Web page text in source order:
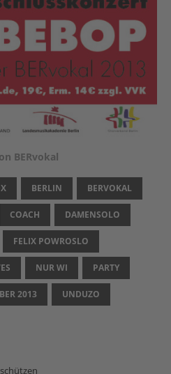
BERvokal
BERLIN BERVOKAL
COACH DAMENSOLO
FELIX POWROSLO
NUR WI PARTY
2013 UNDUZO